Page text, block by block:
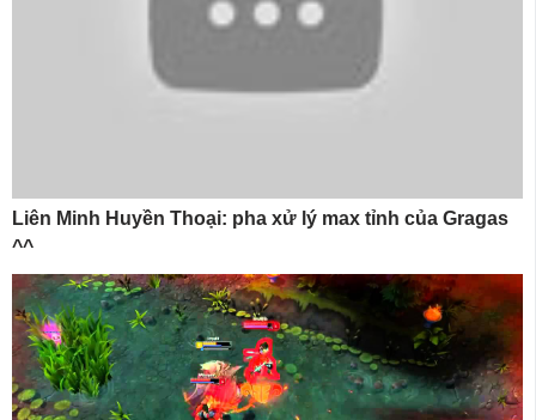
Liên Minh Huyền Thoại: pha xử lý max tỉnh của Gragas
^^